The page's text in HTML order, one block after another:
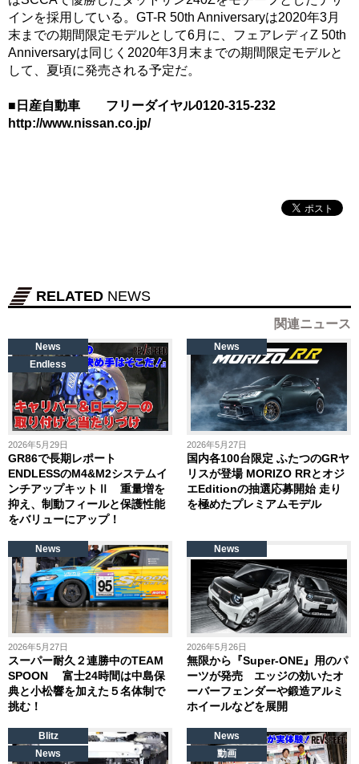
インを採用している。GT-R 50th Anniversaryは2020年3月
末までの期間限定モデルとして6月に、フェアレディZ 50th
Anniversaryは同じく2020年3月末までの期間限定モデルと
して、夏頃に発売される予定だ。
■日産自動車 フリーダイヤル0120-315-232
http://www.nissan.co.jp/
RELATED NEWS
関連ニュース
2026年5月29日
GR86で長期レポート
ENDLESSのM4&M2システムイ
ンチアップキットⅡ 重量増を
抑え、制動フィールと保護性能
をバリューにアップ！
News
Endless
2026年5月27日
国内各100台限定 ふたつのGRヤ
リスが登場 MORIZO RRとオジ
エEditionの抽選応募開始 走り
を極めたプレミアムモデル
News
2026年5月27日
スーパー耐久２連勝中のTEAM
SPOON 富士24時間は中島保
典と小松響を加えた５名体制で
挑む！
News
2026年5月26日
無限から『Super-ONE』用のパ
ーツが発売 エッジの効いたオ
ーバーフェンダーや鍛造アルミ
ホイールなどを展開
News
Blitz
News
News
動画